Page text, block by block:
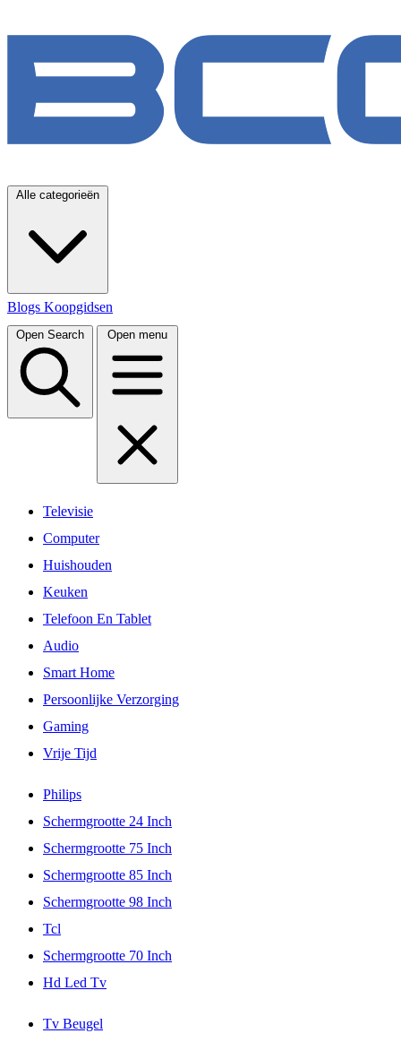
Alle categorieën
Blogs Koopgidsen
Open Search Open menu
Televisie
Computer
Huishouden
Keuken
Telefoon En Tablet
Audio
Smart Home
Persoonlijke Verzorging
Gaming
Vrije Tijd
Philips
Schermgrootte 24 Inch
Schermgrootte 75 Inch
Schermgrootte 85 Inch
Schermgrootte 98 Inch
Tcl
Schermgrootte 70 Inch
Hd Led Tv
Tv Beugel